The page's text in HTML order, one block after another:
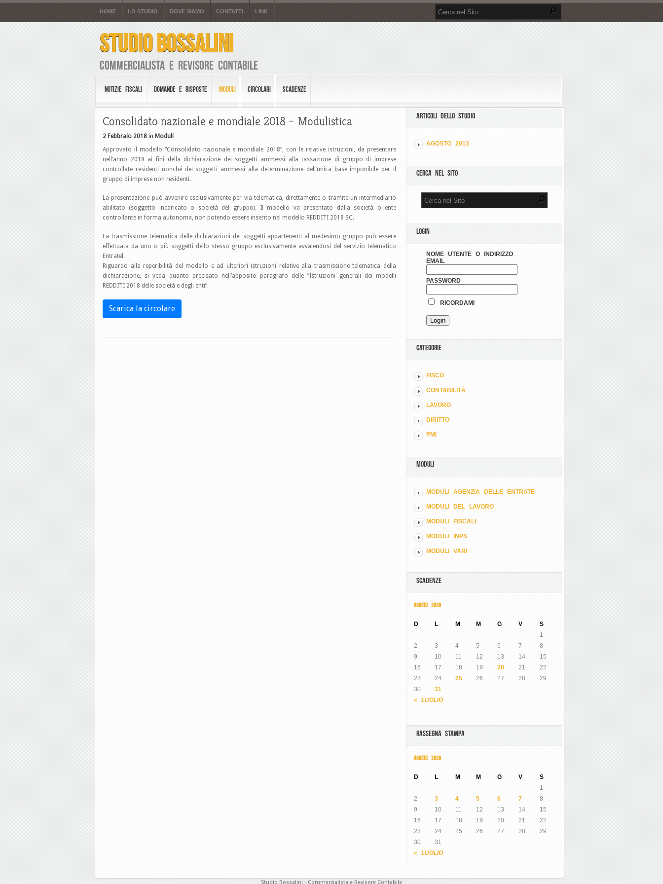
HOME LO STUDIO DOVE SIAMO CONTATTI LINK
STUDIO BOSSALINI
Commercialista e Revisore Contabile
NOTIZIE FISCALI DOMANDE E RISPOSTE MODULI CIRCOLARI SCADENZE
Consolidato nazionale e mondiale 2018 – Modulistica
2 Febbraio 2018 in Moduli
Approvato il modello “Consolidato nazionale e mondiale 2018”, con le relative istruzioni, da presentare
nell’anno 2018 ai fini della dichiarazione dei soggetti ammessi alla tassazione di gruppo di imprese
controllate residenti nonché dei soggetti ammessi alla determinazione dell’unica base imponibile per il
gruppo di imprese non residenti.
La presentazione può avvenire esclusivamente per via telematica, direttamente o tramite un intermediario
abilitato (soggetto incaricato o società del gruppo). Il modello va presentato dalla società o ente
controllante in forma autonoma, non potendo essere inserito nel modello REDDITI 2018 SC.
La trasmissione telematica delle dichiarazioni dei soggetti appartenenti al medesimo gruppo può essere
effettuata da uno o più soggetti dello stesso gruppo esclusivamente avvalendosi del servizio telematico
Entratel.
Riguardo alla reperibilità del modello e ad ulteriori istruzioni relative alla trasmissione telematica della
dichiarazione, si veda quanto precisato nell’apposito paragrafo delle ”Istruzioni generali dei modelli
REDDITI 2018 delle società e degli enti”.
Scarica la circolare
ARTICOLI DELLO STUDIO
AGOSTO 2013
CERCA NEL SITO
LOGIN
NOME UTENTE O INDIRIZZO
EMAIL
PASSWORD
RICORDAMI
CATEGORIE
FISCO
CONTABILITÀ
LAVORO
DIRITTO
PMI
MODULI
MODULI AGENZIA DELLE ENTRATE
MODULI DEL LAVORO
MODULI FISCALI
MODULI INPS
MODULI VARI
SCADENZE
AGOSTO 2026
D L M M G V S
« LUGLIO
1
2
3 4 5 6 7
8
9
10 11 12 13 14
15
16
17 18 19 20 21
22
23
24 25 26 27 28
29
30
31
RASSEGNA STAMPA
AGOSTO 2026
D L M M G V S
« LUGLIO
1
2
3 4 5 6 7
8
9
10 11 12 13 14
15
16
17 18 19 20 21
22
23
24 25 26 27 28
29
30
31
Studio Bossalini - Commercialista e Revisore Contabile